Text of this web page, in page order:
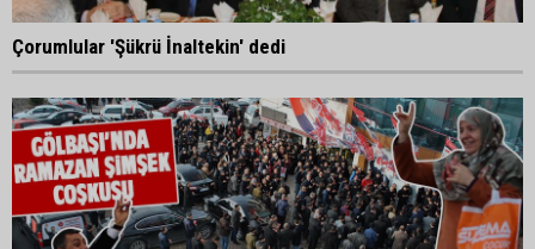
Çorumlular 'Şükrü İnaltekin' dedi